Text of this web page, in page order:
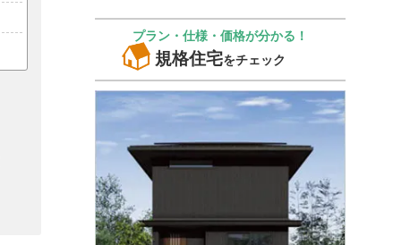
プラン・仕様・価格が分かる！
規格住宅をチェック